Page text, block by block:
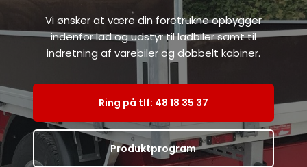
Vi ønsker at være din foretrukne opbygger
indenfor lad og udstyr til ladbiler samt til
indretning af varebiler og dobbelt kabiner.
Ring på tlf: 48 18 35 37​
Produktprogram